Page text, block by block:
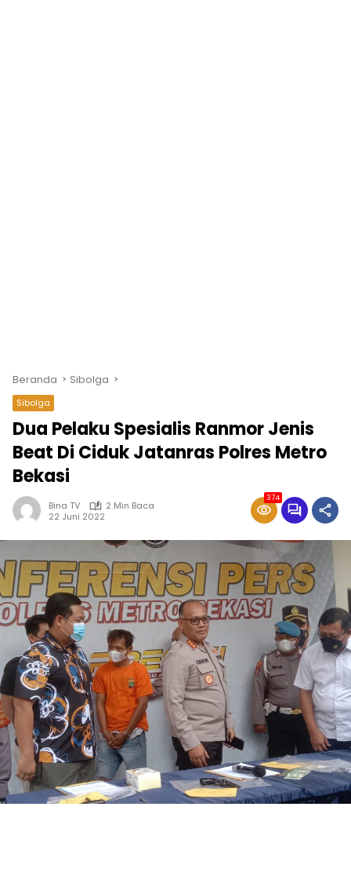
Beranda Sibolga
Sibolga
Dua Pelaku Spesialis Ranmor Jenis
Beat Di Ciduk Jatanras Polres Metro
Bekasi
Bina TV
2 Min Baca
22 Juni 2022
374